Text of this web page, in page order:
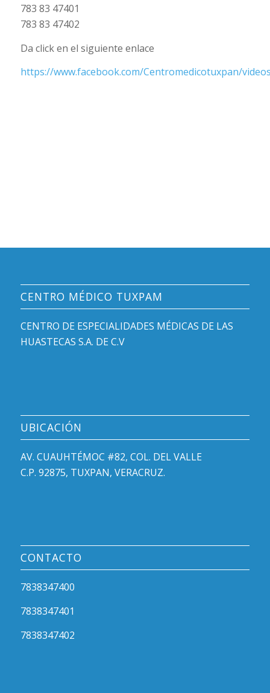
783 83 47401
783 83 47402
Da click en el siguiente enlace
https://www.facebook.com/Centromedicotuxpan/
CENTRO MÉDICO TUXPAM
CENTRO DE ESPECIALIDADES MÉDICAS DE LAS
HUASTECAS S.A. DE C.V
UBICACIÓN
AV. CUAUHTÉMOC #82, COL. DEL VALLE
C.P. 92875, TUXPAN, VERACRUZ.
CONTACTO
7838347400
7838347401
7838347402